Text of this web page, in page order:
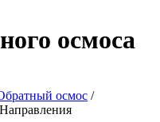
осмоса
осмос /